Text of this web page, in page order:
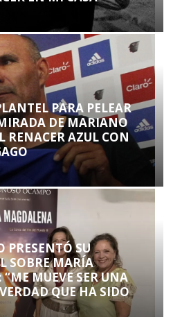
PARA PELEAR
DE MARIANO
RENACER AZUL CON
PRESENTÓ SU
SOBRE MARÍA
MUEVE SER UNA
QUE HA SIDO